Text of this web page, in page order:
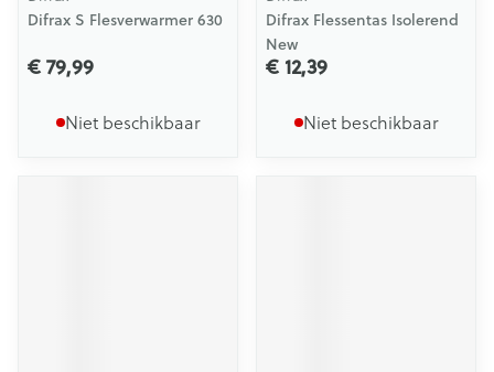
Difrax S Flesverwarmer 630
€ 79,99
Niet beschikbaar
Difrax Flessentas Isolerend
New
€ 12,39
Niet beschikbaar